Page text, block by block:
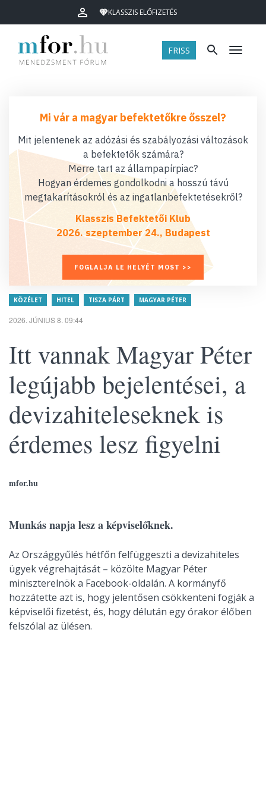
KLASSZIS ELŐFIZETÉS
FRISS Menü
Mi vár a magyar befektetőkre ősszel?
Mit jelentenek az adózási és szabályozási változások
a befektetők számára?
Merre tart az állampapírpiac?
Hogyan érdemes gondolkodni a hosszú távú
megtakarításokról és az ingatlanbefektetésekről?
Klasszis Befektetői Klub
2026. szeptember 24., Budapest
FOGLALJA LE HELYÉT MOST >>
KÖZÉLET HITEL TISZA PÁRT MAGYAR PÉTER
2026. JÚNIUS 8. 09:44
Itt vannak Magyar Péter
legújabb bejelentései, a
devizahiteleseknek is
érdemes lesz figyelni
mfor.hu
Munkás napja lesz a képviselőknek.
Az Országgyűlés hétfőn felfüggeszti a devizahiteles
ügyek végrehajtását – közölte Magyar Péter
miniszterelnök a Facebook-oldalán. A kormányfő
hozzátette azt is, hogy jelentősen csökkenteni fogják a
képviselői fizetést, és, hogy délután egy órakor élőben
felszólal az ülésen.